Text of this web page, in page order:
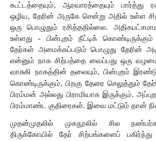
கூட்டத்தையும்,
ஆரவாரத்தையும் பார்த்து
ஒழிய, தேரின் அருகே சென்று அதில் உள்ள
ஒரு
பொழுதும் ரசித்ததில்லை.
உள்ளது -
பின்புறம் நீட்டிக் கொண்டிருக்கும்
தேர்கள் அமைக்கப்படும் பொழுது தேரின்
என்னும் நாக சிற்பத்தை வைப்பது ஒரு
வாசுகி
நாகத்தின் தலையும், பின்புறம்
கொண்டிருக்கும். பிறகு தேரை செலுத்தும் தேர்
பிரம்மன் அல்லது பிராமியாக இருக்கும்.
பிரம்மாண்ட குதிரைகள். இவை மட்டும் தான்
முதன்முதலில் முகநூலில்
சில
திருக்கோயில்
தேர் சிற்பங்களைப் பகிர்ந்து